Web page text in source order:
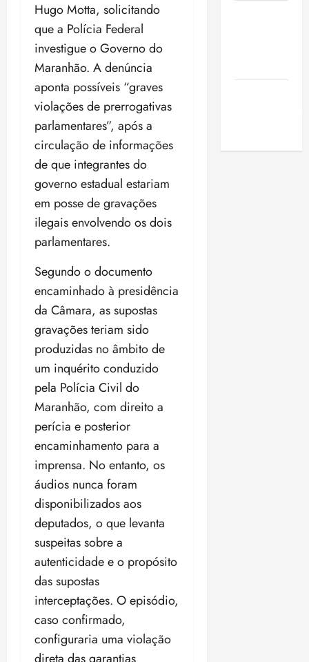
Hugo Motta, solicitando
que a Polícia Federal
investigue o Governo do
Maranhão. A denúncia
aponta possíveis “graves
violações de prerrogativas
parlamentares”, após a
circulação de informações
de que integrantes do
governo estadual estariam
em posse de gravações
ilegais envolvendo os dois
parlamentares.
Segundo o documento
encaminhado à presidência
da Câmara, as supostas
gravações teriam sido
produzidas no âmbito de
um inquérito conduzido
pela Polícia Civil do
Maranhão, com direito a
perícia e posterior
encaminhamento para a
imprensa. No entanto, os
áudios nunca foram
disponibilizados aos
deputados, o que levanta
suspeitas sobre a
autenticidade e o propósito
das supostas
interceptações. O episódio,
caso confirmado,
configuraria uma violação